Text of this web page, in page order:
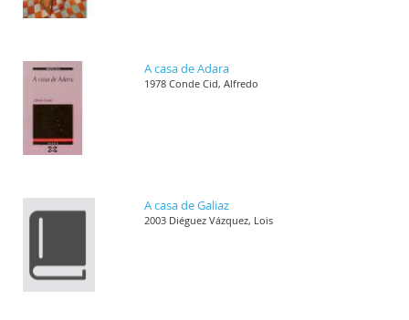
A casa de Adara
1978 Conde Cid, Alfredo
A casa de Galiaz
2003 Diéguez Vázquez, Lois